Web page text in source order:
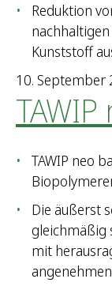
Reduktion
Kunststoff
10. September
TAWIP
TAWIP neo
Die äußerst
gleichmäßig
mit